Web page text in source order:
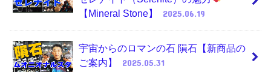
【Mineral Stone】
2025.06.19
宇宙からのロマンの石 隕石【新商品の
ご案内】
2025.05.31